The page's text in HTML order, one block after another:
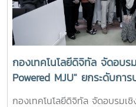
กองเทคโนโลยีดิจิทัล จัดอบร
Powered MJU" ยกระดับการ
การสอนด้วย Microsoft 365
กองเทคโนโลยีดิจิทัล จัดอบรมเ